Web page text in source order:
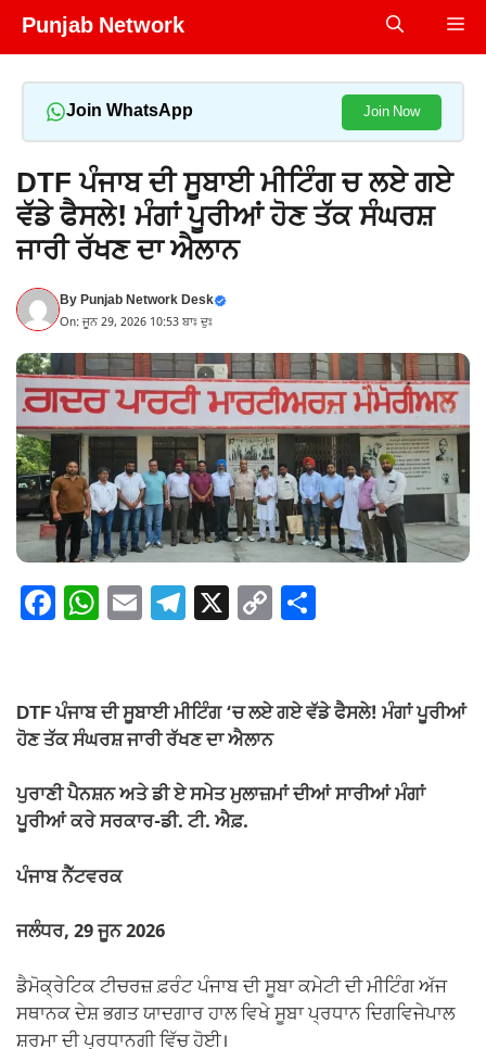
Skip
Punjab Network
Join WhatsApp Join Now
DTF ਪੰਜਾਬ ਦੀ ਸੂਬਾਈ ਮੀਟਿੰਗ ਚ ਲਏ ਗਏ
ਵੱਡੇ ਫੈਸਲੇ! ਮੰਗਾਂ ਪੂਰੀਆਂ ਹੋਣ ਤੱਕ ਸੰਘਰਸ਼
ਜਾਰੀ ਰੱਖਣ ਦਾ ਐਲਾਨ
ByPunjab Network Desk
On: ਜੂਨ 29, 2026 10:53 ਬਾਃ ਦੁਃ
F
e
b
o
o
W
s
A
p
p
E T
gr
a
m
X C
y
Li
n
k
e
DTF ਪੰਜਾਬ ਦੀ ਸੂਬਾਈ ਮੀਟਿੰਗ ‘ਚ ਲਏ ਗਏ ਵੱਡੇ ਫੈਸਲੇ! ਮੰਗਾਂ ਪੂਰੀਆਂ
ਹੋਣ ਤੱਕ ਸੰਘਰਸ਼ ਜਾਰੀ ਰੱਖਣ ਦਾ ਐਲਾਨ
ਪੁਰਾਣੀ ਪੈਨਸ਼ਨ ਅਤੇ ਡੀ ਏ ਸਮੇਤ ਮੁਲਾਜ਼ਮਾਂ ਦੀਆਂ ਸਾਰੀਆਂ ਮੰਗਾਂ
ਪੂਰੀਆਂ ਕਰੇ ਸਰਕਾਰ-ਡੀ. ਟੀ. ਐਫ਼.
ਪੰਜਾਬ ਨੈੱਟਵਰਕ
ਜਲੰਧਰ, 29 ਜੂਨ 2026
ਡੈਮੋਕ੍ਰੇਟਿਕ ਟੀਚਰਜ਼ ਫ਼ਰੰਟ ਪੰਜਾਬ ਦੀ ਸੂਬਾ ਕਮੇਟੀ ਦੀ ਮੀਟਿੰਗ ਅੱਜ
ਸਥਾਨਕ ਦੇਸ਼ ਭਗਤ ਯਾਦਗਾਰ ਹਾਲ ਵਿਖੇ ਸੂਬਾ ਪ੍ਰਧਾਨ ਦਿਗਵਿਜੇਪਾਲ
ਸ਼ਰਮਾ ਦੀ ਪ੍ਰਧਾਨਗੀ ਵਿੱਚ ਹੋਈ।